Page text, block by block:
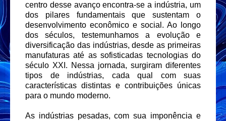
centro desse avanço encontra-se a indústria, um
dos pilares fundamentais que sustentam o
desenvolvimento econômico e social. Ao longo
dos séculos, testemunhamos a evolução e
diversificação das indústrias, desde as primeiras
manufaturas até as sofisticadas tecnologias do
século XXI. Nessa jornada, surgiram diferentes
tipos de indústrias, cada qual com suas
características distintas e contribuições únicas
para o mundo moderno.
As indústrias pesadas, com sua imponência e